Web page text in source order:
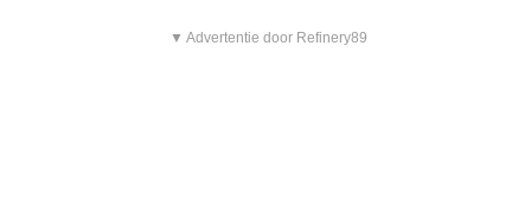
▼ Advertentie door Refinery89